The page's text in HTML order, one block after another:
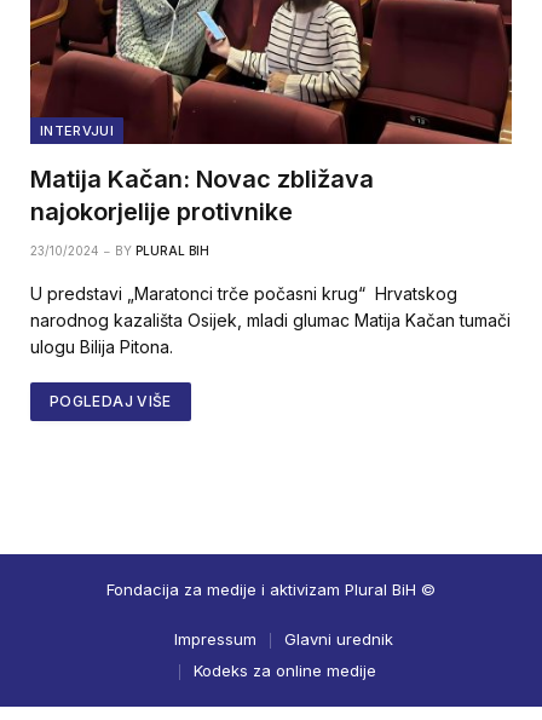
INTERVJUI
Matija Kačan: Novac zbližava
najokorjelije protivnike
23/10/2024 BY PLURAL BIH
U predstavi „Maratonci trče počasni krug“ Hrvatskog
narodnog kazališta Osijek, mladi glumac Matija Kačan tumači
ulogu Bilija Pitona.
POGLEDAJ VIŠE
Fondacija za medije i aktivizam Plural BiH ©
Impressum
Glavni urednik
Kodeks za online medije